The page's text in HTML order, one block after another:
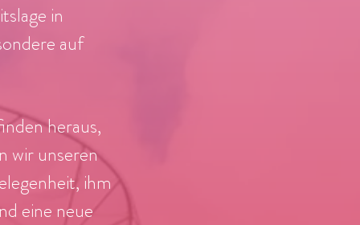
in
auf
heraus,
wir unseren
ihm
eine neue